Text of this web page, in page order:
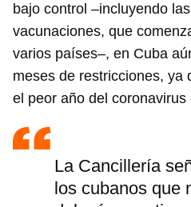
bajo control –incluyendo
vacunaciones, que
varios países–, en Cuba
meses de restricciones, ya
el peor año del coronavirus
La Cancillería
los cubanos que